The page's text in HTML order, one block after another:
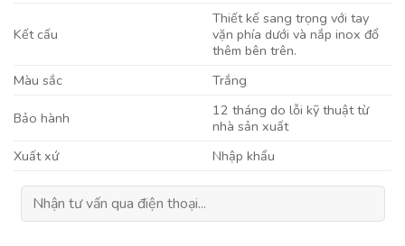
Kết cấu
Thiết kế sang trọng với tay
vặn phía dưới và nắp inox đổ
thêm bên trên.
Màu sắc
Trắng
Bảo hành
12 tháng do lỗi kỹ thuật từ
nhà sản xuất
Xuất xứ
Nhập khẩu